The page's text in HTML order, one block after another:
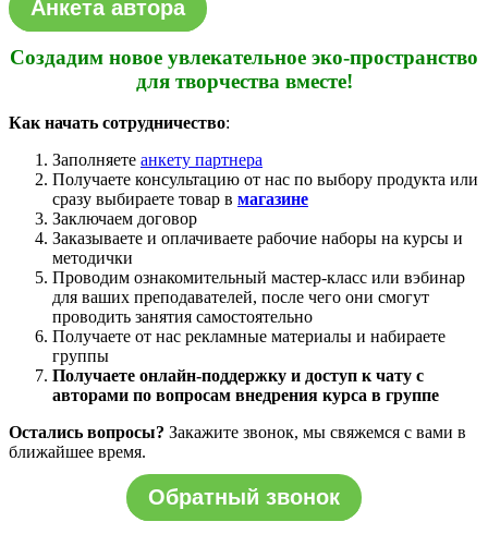
Анкета автора
Создадим новое увлекательное эко-пространство
для творчества вместе!
Как начать сотрудничество:
Заполняете анкету партнера
Получаете консультацию от нас по выбору продукта или
сразу выбираете товар в магазине
Заключаем договор
Заказываете и оплачиваете рабочие наборы на курсы и
методички
Проводим ознакомительный мастер-класс или вэбинар
для ваших преподавателей, после чего они смогут
проводить занятия самостоятельно
Получаете от нас рекламные материалы и набираете
группы
Получаете онлайн-поддержку и доступ к чату с
авторами по вопросам внедрения курса в группе
Остались вопросы? Закажите звонок, мы свяжемся с вами в
ближайшее время.
Обратный звонок